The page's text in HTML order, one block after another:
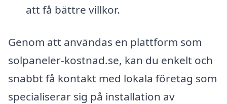
att få bättre villkor.
Genom att användas en plattform som
solpaneler-kostnad.se, kan du enkelt och
snabbt få kontakt med lokala företag som
specialiserar sig på installation av